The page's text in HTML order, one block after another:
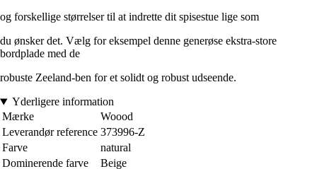
og forskellige størrelser til at indrette dit spisestue lige som
du ønsker det. Vælg for eksempel denne generøse ekstra-store
bordplade med de
robuste Zeeland-ben for et solidt og robust udseende.
Yderligere information
Mærke
Woood
Leverandør reference 373996-Z
Farve
natural
Dominerende farve
Beige